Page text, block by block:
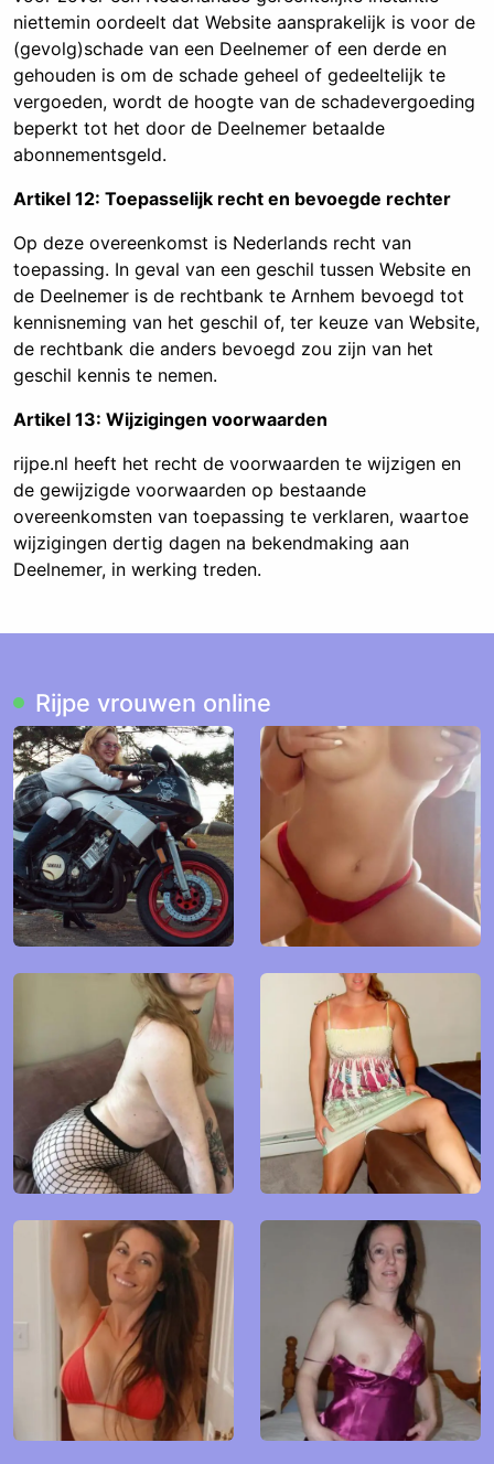
niettemin oordeelt dat Website aansprakelijk is voor de
(gevolg)schade van een Deelnemer of een derde en
gehouden is om de schade geheel of gedeeltelijk te
vergoeden, wordt de hoogte van de schadevergoeding
beperkt tot het door de Deelnemer betaalde
abonnementsgeld.
Artikel 12: Toepasselijk recht en bevoegde rechter
Op deze overeenkomst is Nederlands recht van
toepassing. In geval van een geschil tussen Website en
de Deelnemer is de rechtbank te Arnhem bevoegd tot
kennisneming van het geschil of, ter keuze van Website,
de rechtbank die anders bevoegd zou zijn van het
geschil kennis te nemen.
Artikel 13: Wijzigingen voorwaarden
rijpe.nl heeft het recht de voorwaarden te wijzigen en
de gewijzigde voorwaarden op bestaande
overeenkomsten van toepassing te verklaren, waartoe
wijzigingen dertig dagen na bekendmaking aan
Deelnemer, in werking treden.
Rijpe vrouwen online